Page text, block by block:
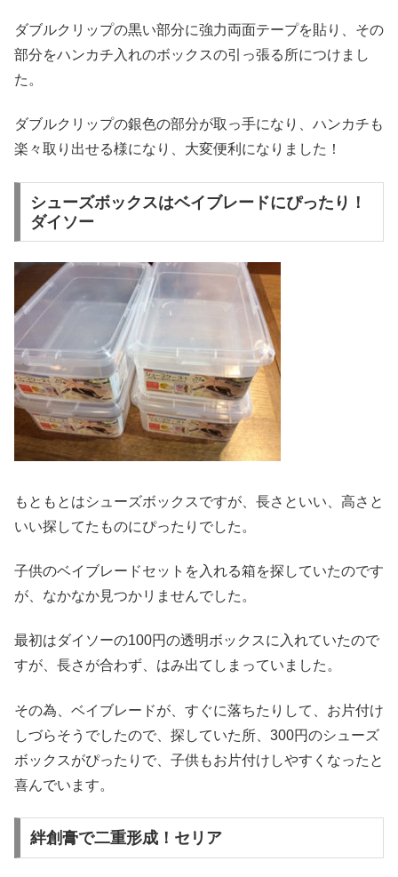
ダブルクリップの黒い部分に強力両面テープを貼り、その
部分をハンカチ入れのボックスの引っ張る所につけまし
た。
ダブルクリップの銀色の部分が取っ手になり、ハンカチも
楽々取り出せる様になり、大変便利になりました！
シューズボックスはベイブレードにぴったり！
ダイソー
もともとはシューズボックスですが、長さといい、高さと
いい探してたものにぴったりでした。
子供のベイブレードセットを入れる箱を探していたのです
が、なかなか見つかリませんでした。
最初はダイソーの100円の透明ボックスに入れていたので
すが、長さが合わず、はみ出てしまっていました。
その為、ベイブレードが、すぐに落ちたりして、お片付け
しづらそうでしたので、探していた所、300円のシューズ
ボックスがぴったりで、子供もお片付けしやすくなったと
喜んでいます。
絆創膏で二重形成！セリア